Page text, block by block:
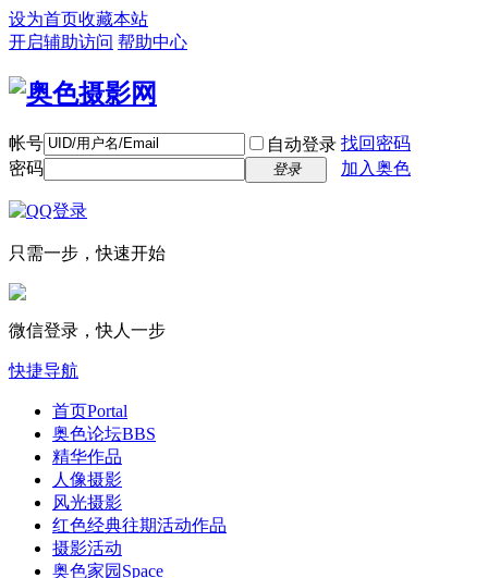
设为首页收藏本站
开启辅助访问 帮助中心
帐号 自动登录 找回密码
密码
登录 加入奥色
只需一步，快速开始
微信登录，快人一步
快捷导航
首页Portal
奥色论坛BBS
精华作品
人像摄影
风光摄影
红色经典往期活动作品
摄影活动
奥色家园 Space